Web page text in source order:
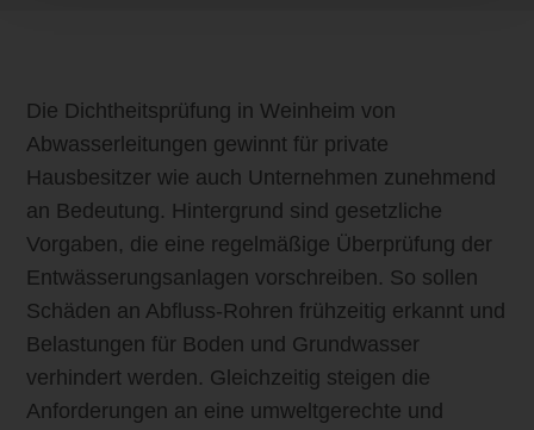
Die Dichtheitsprüfung in Weinheim von
Abwasserleitungen gewinnt für private
Hausbesitzer wie auch Unternehmen zunehmend
an Bedeutung. Hintergrund sind gesetzliche
Vorgaben, die eine regelmäßige Überprüfung der
Entwässerungsanlagen vorschreiben. So sollen
Schäden an Abfluss-Rohren frühzeitig erkannt und
Belastungen für Boden und Grundwasser
verhindert werden. Gleichzeitig steigen die
Anforderungen an eine umweltgerechte und